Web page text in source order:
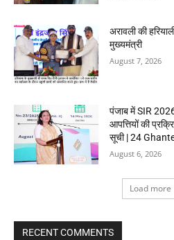
अरावली की
मुख्यमंत्री
August 7, 2026
पंजाब में SIR
आपत्तियों की
सूची | 24
August 6, 2026
Load more
RECENT COMMENTS